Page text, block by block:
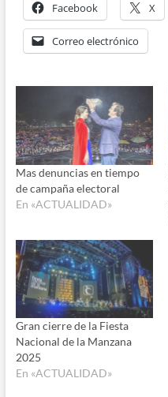
Facebook X
Correo electrónico
Mas denuncias en tiempo
de campaña electoral
En «ACTUALIDAD»
Gran cierre de la Fiesta
Nacional de la Manzana
2025
En «ACTUALIDAD»